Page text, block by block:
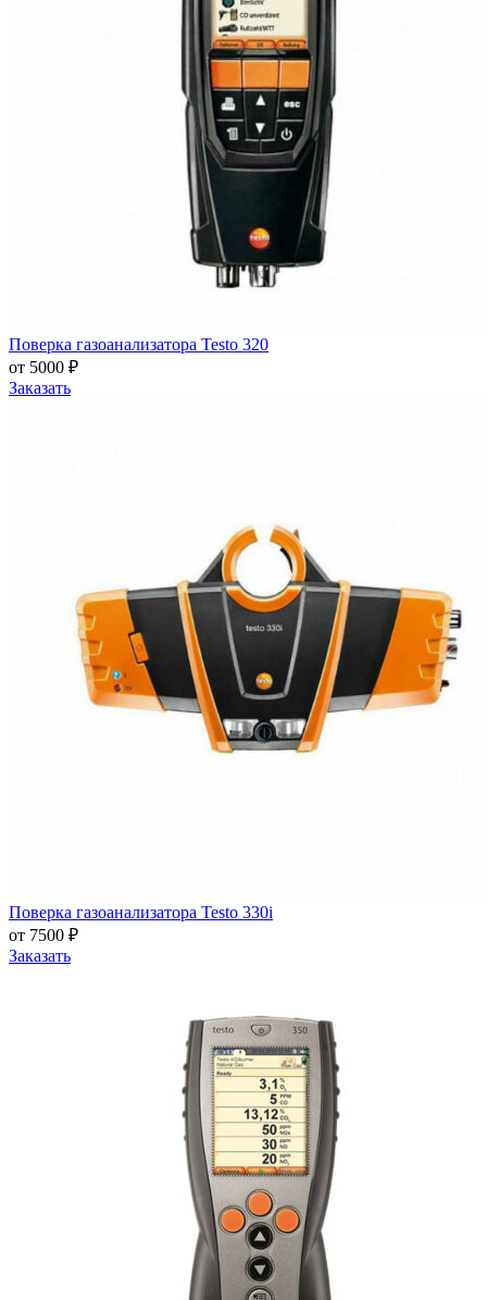
Поверка газоанализатора Testo 320
от 5000 ₽
Заказать
Поверка газоанализатора Testo 330i
от 7500 ₽
Заказать